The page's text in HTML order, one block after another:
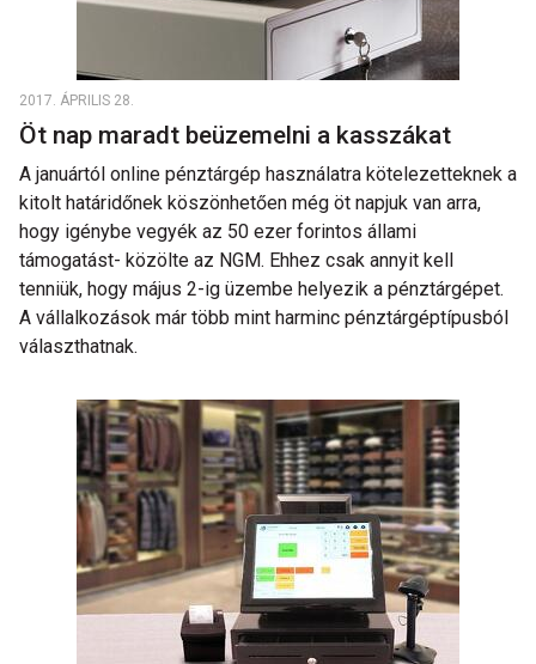
2017. ÁPRILIS 28.
Öt nap maradt beüzemelni a kasszákat
A januártól online pénztárgép használatra kötelezetteknek a
kitolt határidőnek köszönhetően még öt napjuk van arra,
hogy igénybe vegyék az 50 ezer forintos állami
támogatást- közölte az NGM. Ehhez csak annyit kell
tenniük, hogy május 2-ig üzembe helyezik a pénztárgépet.
A vállalkozások már több mint harminc pénztárgéptípusból
választhatnak.